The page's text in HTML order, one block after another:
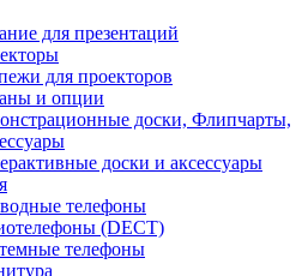
для презентаций
для проекторов
и опции
доски, Флипчарты,
доски и аксессуары
телефоны
(DECT)
телефоны